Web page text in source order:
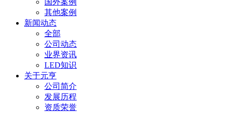
国外案例
其他案例
新闻动态
全部
公司动态
业界资讯
LED知识
关于元亨
公司简介
发展历程
资质荣誉